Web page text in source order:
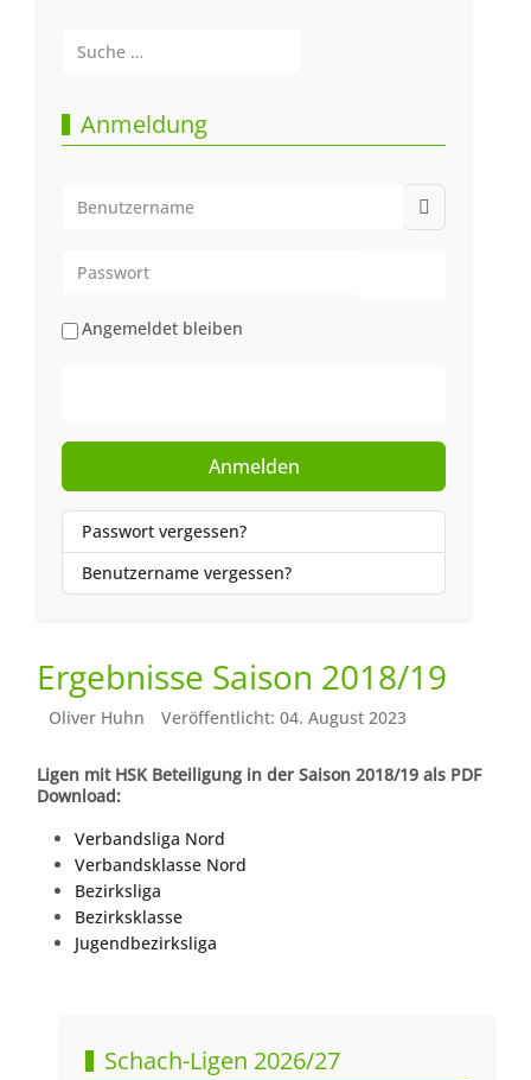
Anmeldung
Angemeldet bleiben
Anmelden
Passwort vergessen?
Benutzername vergessen?
Ergebnisse Saison 2018/19
Oliver Huhn Veröffentlicht: 04. August 2023
Ligen mit HSK Beteiligung in der Saison 2018/19 als PDF
Download:
Verbandsliga Nord
Verbandsklasse Nord
Bezirksliga
Bezirksklasse
Jugendbezirksliga
Schach-Ligen 2026/27